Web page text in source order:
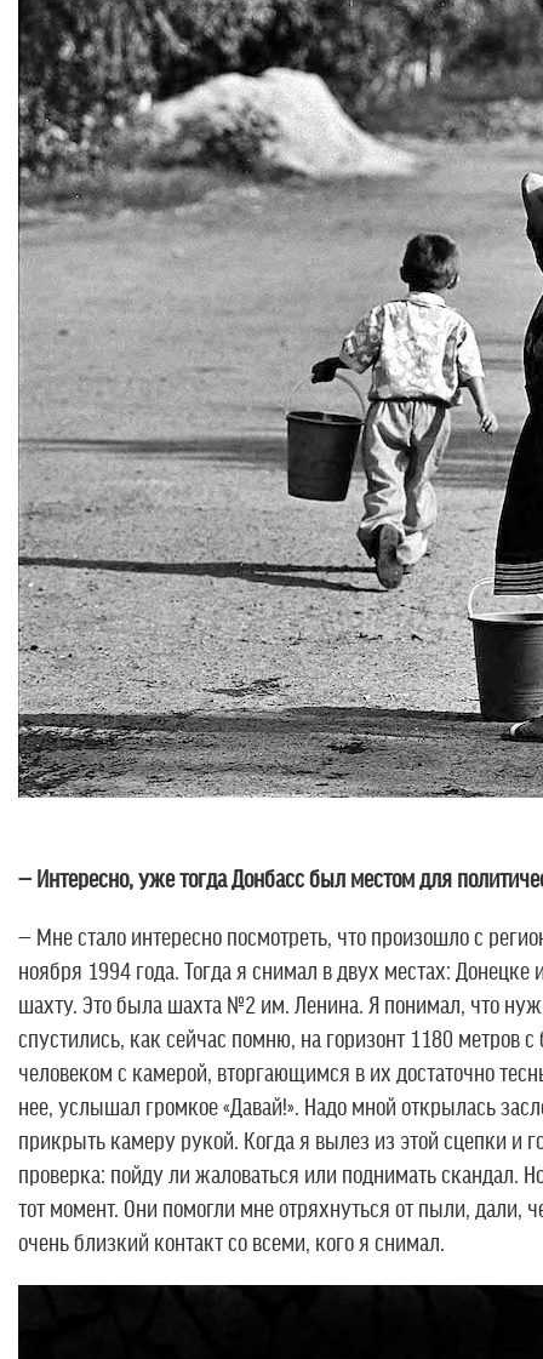
— Интересно, уже тогда Донбасс был местом для
— Мне стало интересно посмотреть, что произошло с
ноября 1994 года. Тогда я снимал в двух местах:
шахту. Это была шахта №2 им. Ленина. Я понимал, что
спустились, как сейчас помню, на горизонт 1180
человеком с камерой, вторгающимся в их достаточно
нее, услышал громкое «Давай!». Надо мной открылась
прикрыть камеру рукой. Когда я вылез из этой сцепки и
проверка: пойду ли жаловаться или поднимать скандал.
тот момент. Они помогли мне отряхнуться от пыли, дали,
очень близкий контакт со всеми, кого я снимал.